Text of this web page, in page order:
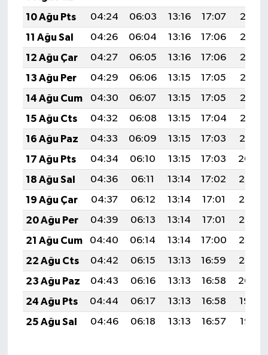
10 Ağu Pts
04:24 06:03 13:16 17:07
20:18
11 Ağu Sal
04:26 06:04 13:16 17:06
20:17
12 Ağu Çar
04:27 06:05 13:16 17:06
20:16
13 Ağu Per
04:29 06:06 13:15 17:05
20:15
14 Ağu Cum
04:30 06:07 13:15 17:05
20:13
15 Ağu Cts
04:32 06:08 13:15 17:04
20:12
16 Ağu Paz
04:33 06:09 13:15 17:03
20:10
17 Ağu Pts
04:34 06:10 13:15 17:03
20:09
18 Ağu Sal
04:36 06:11 13:14 17:02
20:08
19 Ağu Çar
04:37 06:12 13:14 17:01
20:06
20 Ağu Per
04:39 06:13 13:14 17:01
20:05
21 Ağu Cum
04:40 06:14 13:14 17:00
20:03
22 Ağu Cts
04:42 06:15 13:13 16:59
20:02
23 Ağu Paz
04:43 06:16 13:13 16:58
20:00
24 Ağu Pts
04:44 06:17 13:13 16:58
19:59
25 Ağu Sal
04:46 06:18 13:13 16:57 19:57